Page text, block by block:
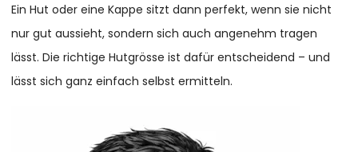
Ein Hut oder eine Kappe sitzt dann perfekt, wenn sie nicht
nur gut aussieht, sondern sich auch angenehm tragen
lässt. Die richtige Hutgrösse ist dafür entscheidend – und
lässt sich ganz einfach selbst ermitteln.